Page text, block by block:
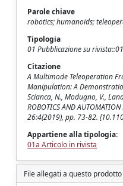
Parole chiave
robotics; humanoids;
Tipologia
01 Pubblicazione su
Citazione
A Multimode Teleoperation
Manipulation: A
Scianca, N., Modugno, V.,
ROBOTICS AND
26:4(2019), pp. 73-82.
Appartiene alla tipologia:
01a Articolo in rivista
File allegati a questo prodotto